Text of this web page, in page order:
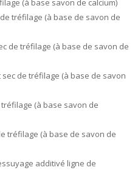
(à base savon de calcium)
tréfilage (à base de savon de
de tréfilage (à base de savon de
sec de tréfilage (à base de savon
(à base savon de
tréfilage (à base de savon de
additivé ligne de